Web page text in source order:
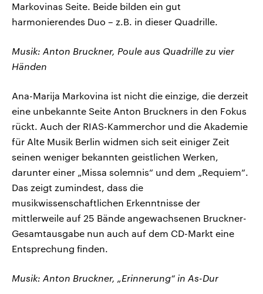
Markovinas Seite. Beide bilden ein gut
harmonierendes Duo – z.B. in dieser Quadrille.
Musik: Anton Bruckner, Poule aus Quadrille zu vier
Händen
Ana-Marija Markovina ist nicht die einzige, die derzeit
eine unbekannte Seite Anton Bruckners in den Fokus
rückt. Auch der RIAS-Kammerchor und die Akademie
für Alte Musik Berlin widmen sich seit einiger Zeit
seinen weniger bekannten geistlichen Werken,
darunter einer „Missa solemnis“ und dem „Requiem“.
Das zeigt zumindest, dass die
musikwissenschaftlichen Erkenntnisse der
mittlerweile auf 25 Bände angewachsenen Bruckner-
Gesamtausgabe nun auch auf dem CD-Markt eine
Entsprechung finden.
Musik: Anton Bruckner, „Erinnerung“ in As-Dur